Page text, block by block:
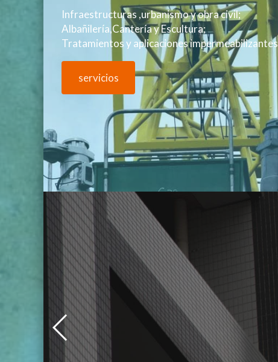
Infraestructuras ,urbanismo y obra civil;
Albañilería,Cantería y Escultura;
Tratamientos y aplicaciones impermeabilizantes
servicios